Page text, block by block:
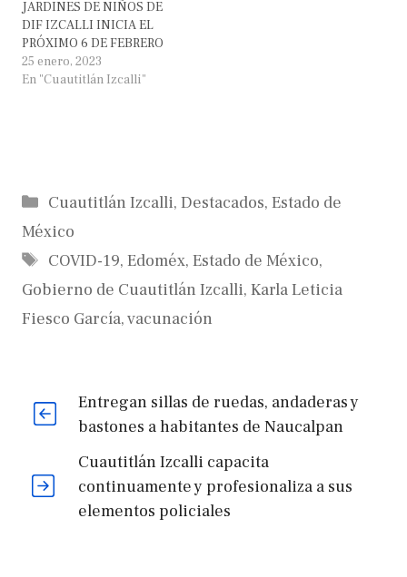
JARDINES DE NIÑOS DE
DIF IZCALLI INICIA EL
PRÓXIMO 6 DE FEBRERO
25 enero, 2023
En "Cuautitlán Izcalli"
Categorías
Cuautitlán Izcalli, Destacados, Estado de
México
Etiquetas
COVID-19, Edoméx, Estado de México,
Gobierno de Cuautitlán Izcalli, Karla Leticia
Fiesco García,vacunación
Entregan sillas de ruedas, andaderas y
bastones a habitantes de Naucalpan
Cuautitlán Izcalli capacita
continuamente y profesionaliza a sus
elementos policiales